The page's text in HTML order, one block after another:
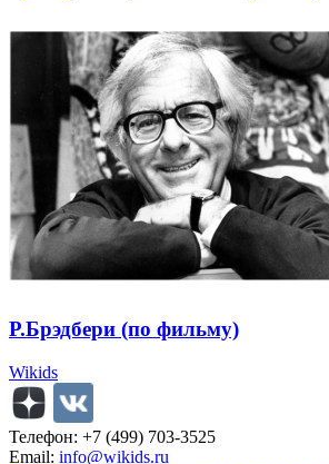
Р.Брэдбери (по фильму)
Wikids
Телефон: +7 (499) 703-3525
Email: info@wikids.ru